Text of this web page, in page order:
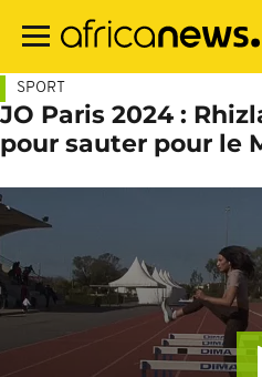
contenu
SPORT
JO Paris 2024 :
pour sauter pour le